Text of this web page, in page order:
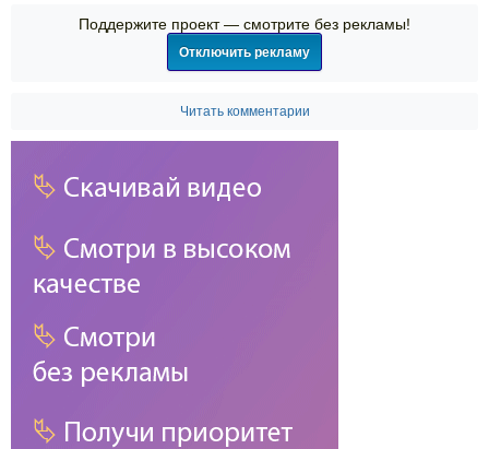
Поддержите проект — смотрите без рекламы!
Отключить рекламу
Читать комментарии